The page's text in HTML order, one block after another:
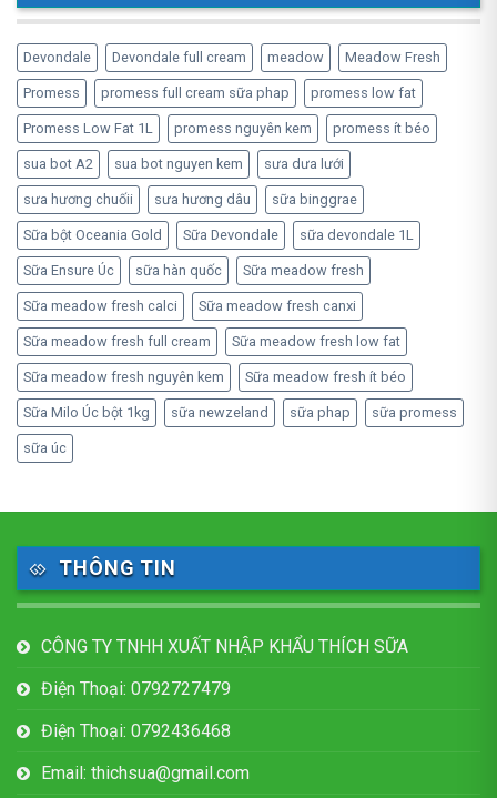
Devondale Devondale full cream meadow Meadow Fresh
Promess promess full cream sữa phap promess low fat
Promess Low Fat 1L promess nguyên kem promess ít béo
sua bot A2 sua bot nguyen kem sưa dưa lưới
sưa hương chuốii sưa hương dâu sữa binggrae
Sữa bột Oceania Gold Sữa Devondale sữa devondale 1L
Sữa Ensure Úc sữa hàn quốc Sữa meadow fresh
Sữa meadow fresh calci Sữa meadow fresh canxi
Sữa meadow fresh full cream Sữa meadow fresh low fat
Sữa meadow fresh nguyên kem Sữa meadow fresh ít béo
Sữa Milo Úc bột 1kg sữa newzeland sữa phap sữa promess
sữa úc
THÔNG TIN
CÔNG TY TNHH XUẤT NHẬP KHẨU THÍCH SỮA
Điện Thoại: 0792727479
Điện Thoại: 0792436468
Email: thichsua@gmail.com